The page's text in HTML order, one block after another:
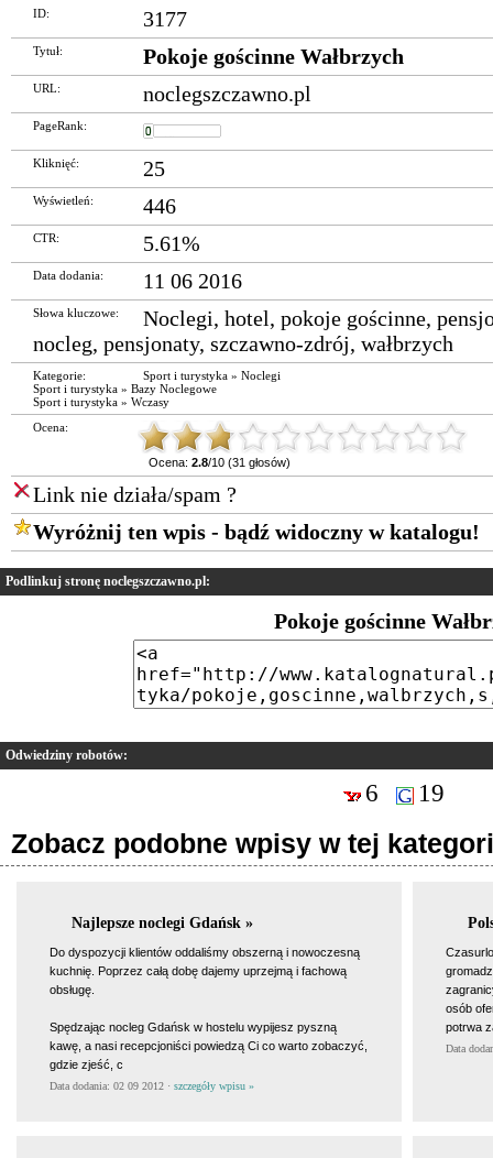
ID: 3177
Tytuł: Pokoje gościnne Wałbrzych
URL: noclegszczawno.pl
PageRank:
Kliknięć: 25
Wyświetleń: 446
CTR: 5.61%
Data dodania: 11 06 2016
Słowa kluczowe: Noclegi, hotel, pokoje gościnne,
nocleg, pensjonaty, szczawno-zdrój, wałbrzych
Kategorie: Sport i turystyka » Noclegi
Sport i turystyka » Bazy Noclegowe
Sport i turystyka » Wczasy
Ocena:
Ocena: 2.8/10 (31 głosów)
Link nie działa/spam ?
Wyróżnij ten wpis - bądź widoczny w katalogu!
Podlinkuj stronę noclegszczawno.pl:
Pokoje gościnne
Odwiedziny robotów:
6 19
Zobacz podobne wpisy w tej
Najlepsze noclegi Gdańsk »
Do dyspozycji klientów oddaliśmy obszerną i nowoczesną
kuchnię. Poprzez całą dobę dajemy uprzejmą i fachową
obsługę.
Spędzając nocleg Gdańsk w hostelu wypijesz pyszną
kawę, a nasi recepcjoniści powiedzą Ci co warto zobaczyć,
gdzie zjeść, c
Data dodania: 02 09 2012 · szczegóły wpisu »
osób
potrwa
Data